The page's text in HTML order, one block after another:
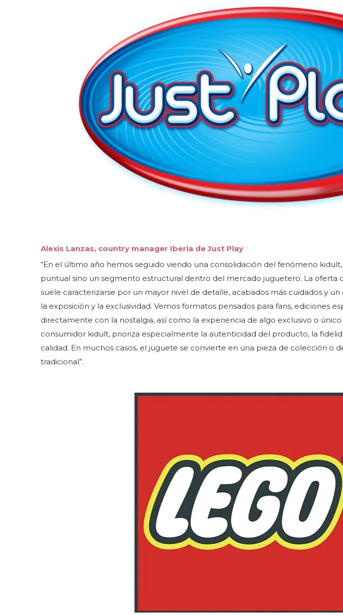
Alexis Lanzas, country manager Iberia de Just Play
“En el último año hemos seguido viendo una consolidación del fenómeno
puntual sino un segmento estructural dentro del mercado juguetero. La oferta
suele caracterizarse por un mayor nivel de detalle, acabados más cuidados y
la exposición y la exclusividad. Vemos formatos pensados para fans, ediciones
directamente con la nostalgia, así como la experiencia de algo exclusivo o
consumidor kidult, prioriza especialmente la autenticidad del producto, la
calidad. En muchos casos, el juguete se convierte en una pieza de colección o
tradicional”.